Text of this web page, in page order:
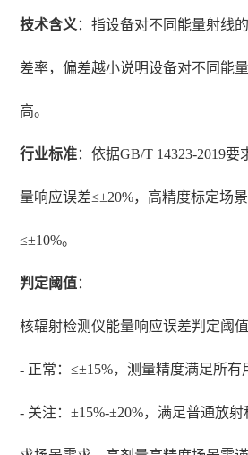
技术含义 ：指设备对不同能量射线
差率，偏差越小说明设备对不同能
高。
行业标准：依据GB/T 14323-2019
量响应误差≤±20%，高精度标定场
≤±10%。
判定阈值：
核辐射检测仪能量响应误差判定阈值
- 正常：≤±15%，测量精度满足所有
- 关注：±15%-±20%，满足普通放